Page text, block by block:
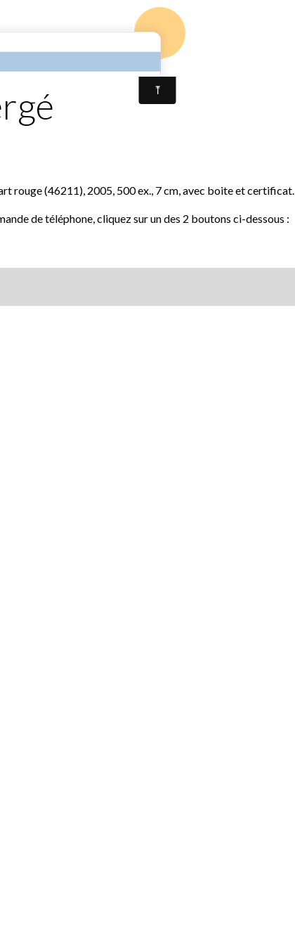
Accueil Contact
rouge (46211), 2005, 500 ex., 7 cm, avec boite et certificat.
de téléphone, cliquez sur un des 2 boutons ci-dessous :